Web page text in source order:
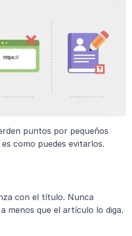
puntos por pequeños
como puedes evitarlos.
con el título. Nunca
menos que el artículo lo diga.